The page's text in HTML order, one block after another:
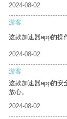
2024-08-02
游客
这款加速器app的操
2024-08-02
游客
这款加速器app的安
放心。
2024-08-02